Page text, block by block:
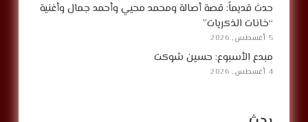
حدث قديماً: قصة أصالة ومحمد محيي وأحمد جمال وأغنية
“خانات الذكريات”
5 أغسطس, 2026
مبدع الأسبوع: حسين شوكت
4 أغسطس, 2026